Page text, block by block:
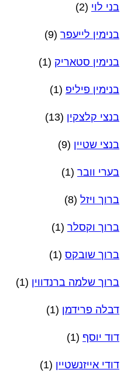
בני לוי (2)
בנימין לייעפר (9)
בנימין סטאריק (1)
בנימין פיליפ (1)
בנצי קלצקין (13)
בנצי שטיין (9)
בערי וובר (1)
ברוך ויזל (8)
ברוך וקסלר (1)
ברוך שובקס (1)
ברוך שלמה ברנדווין (1)
דבלה פרידמן (1)
דוד יוסף (1)
דודי אייזנשטיין (1)